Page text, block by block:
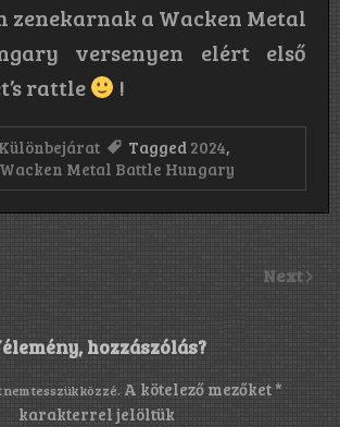
zenekarnak a Wacken Metal
versenyen elért első
rattle
!
Különbejárat Tagged 2024,
Wacken Metal Battle Hungary
Next
hozzászólás?
nem tesszük közzé. A kötelező mezőket *
karakterrel jelöltük